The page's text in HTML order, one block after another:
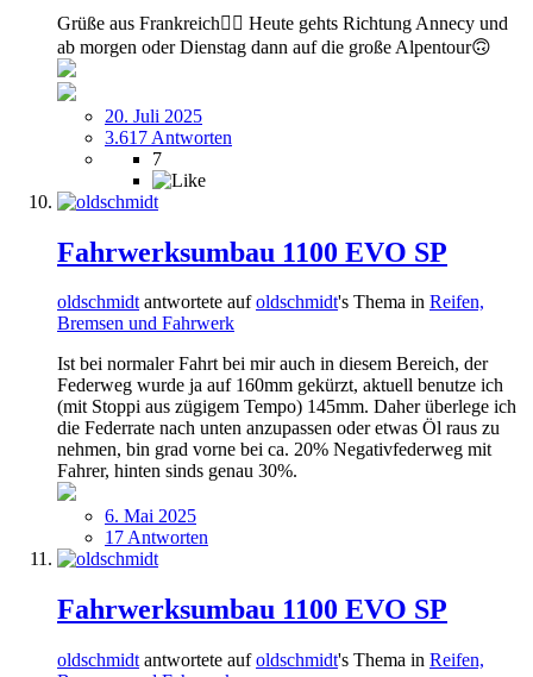
Grüße aus Frankreich🙋‍♂️ Heute gehts Richtung Annecy und
ab morgen oder Dienstag dann auf die große Alpentour🙃
20. Juli 2025
3.617 Antworten
7
Fahrwerksumbau 1100 EVO SP
oldschmidtantwortete aufoldschmidt's Thema in Reifen,
Bremsen und Fahrwerk
Ist bei normaler Fahrt bei mir auch in diesem Bereich, der
Federweg wurde ja auf 160mm gekürzt, aktuell benutze ich
(mit Stoppi aus zügigem Tempo) 145mm. Daher überlege ich
die Federrate nach unten anzupassen oder etwas Öl raus zu
nehmen, bin grad vorne bei ca. 20% Negativfederweg mit
Fahrer, hinten sinds genau 30%.
6. Mai 2025
17 Antworten
Fahrwerksumbau 1100 EVO SP
oldschmidt antwortete aufoldschmidt's Thema in Reifen,